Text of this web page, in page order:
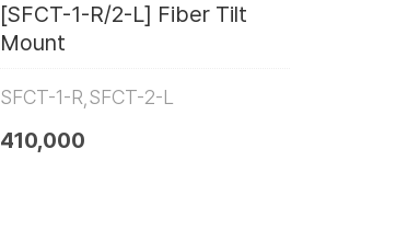
[SFCT-1-R/2-L] Fiber Tilt
Mount
SFCT-1-R,SFCT-2-L
410,000